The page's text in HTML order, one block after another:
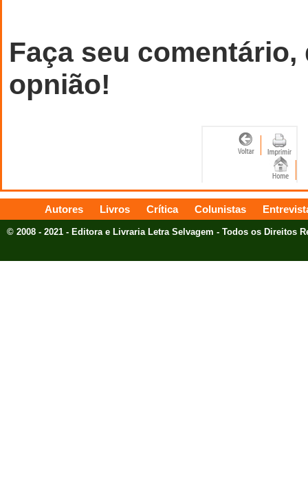
Faça seu comentário,
opnião!
Autores Livros Crítica Colunistas
© 2008 - 2021 - Editora e Livraria Letra Selvagem - Todos os Direitos